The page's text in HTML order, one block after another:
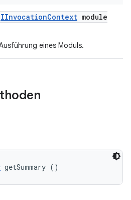
IInvocationContext module
eines Moduls.
getSummary ()